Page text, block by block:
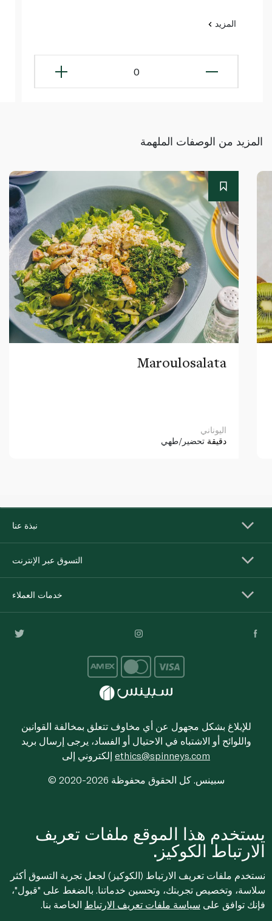
المزيد
0
المزيد من الوصفات الملهمة
Maroulosalata
اليوناني
دقيقة تحضير/طهي
نبذة عنا
التسوق عبر الإنترنت
خدمات العملاء
للإبلاغ بشكل مجهول عن أي مخاوف تتعلق بمخالفة القوانين
واللوائح أو الاشتباه في الاحتيال أو الفساد، يرجى إرسال بريد
ethics@spinneys.com
© 2020-2026 سبينس. كل الحقوق محفوظة
يستخدم هذا الموقع ملفات تعريف
الارتباط الكوكيز.
نستخدم ملفات تعريف الارتباط (الكوكيز) لجعل تجربة التسوق أكثر
سلاسة، وتخصيص تجربتك، وتحسين خدماتنا. بالضغط على "قبول"،
فإنك توافق على سياسة ملفات تعريف الارتباط الخاصة بنا.